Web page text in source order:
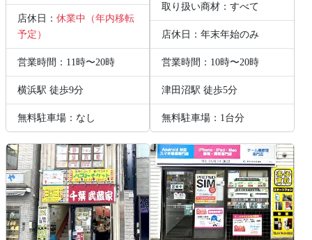
店休日： 休業中（年内移転
予定）
営業時間：11時〜20時
横浜駅 徒歩9分
無料駐車場：なし
取り扱い商材：すべて
店休日：年末年始のみ
営業時間：10時〜20時
津田沼駅 徒歩5分
無料駐車場：1台分